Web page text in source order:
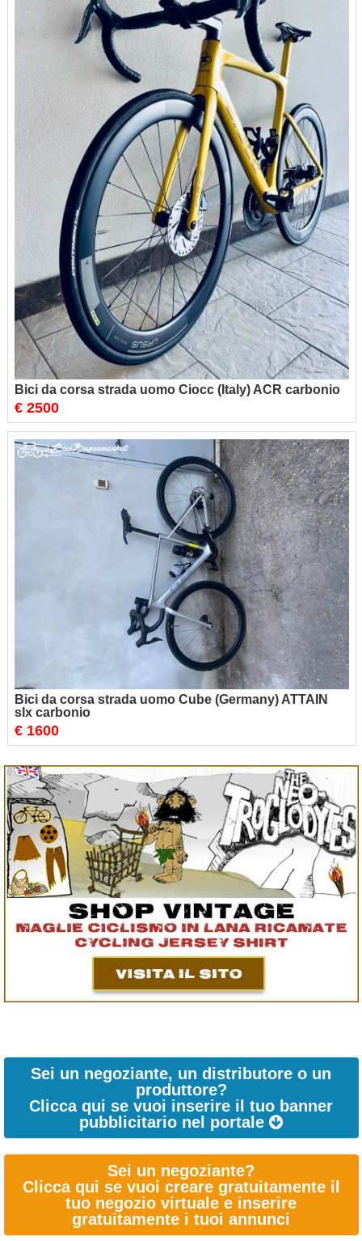
Bici da corsa strada uomo Ciocc (Italy) ACR carbonio
€ 2500
Bici da corsa strada uomo Cube (Germany) ATTAIN
slx carbonio
€ 1600
Sei un negoziante, un distributore o un
produttore?
Clicca qui se vuoi inserire il tuo banner
pubblicitario nel portale
Sei un negoziante?
Clicca qui se vuoi creare gratuitamente il
tuo negozio virtuale e inserire
gratuitamente i tuoi annunci